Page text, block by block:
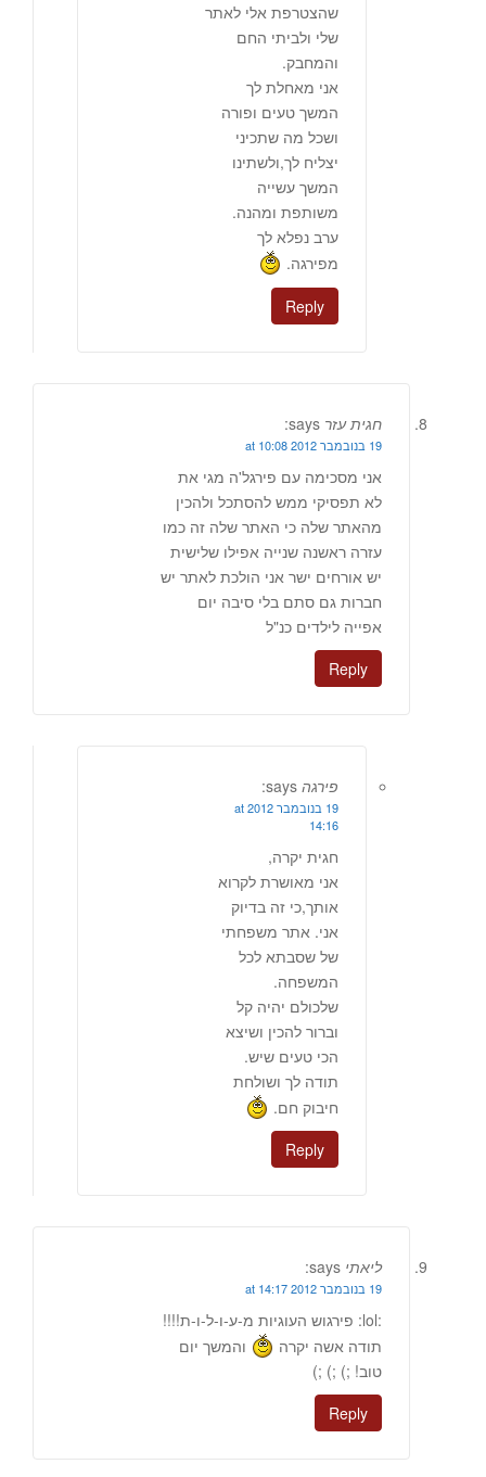
שהצטרפת אלי לאתר
שלי ולביתי החם
והמחבק.
אני מאחלת לך
המשך טעים ופורה
ושכל מה שתכיני
יצליח לך,ולשתינו
המשך עשייה
משותפת ומהנה.
ערב נפלא לך
מפירגה.
Reply
חגית עזר says:
19 בנובמבר 2012 at 10:08
אני מסכימה עם פירגל'ה מגי את
לא תפסיקי ממש להסתכל ולהכין
מהאתר שלה כי האתר שלה זה כמו
עזרה ראשנה שנייה אפילו שלישית
יש אורחים ישר אני הולכת לאתר יש
חברות גם סתם בלי סיבה יום
אפייה לילדים כנ"ל
Reply
פירגה says:
19 בנובמבר 2012 at
14:16
חגית יקרה,
אני מאושרת לקרוא
אותך,כי זה בדיוק
אני. אתר משפחתי
של שסבתא לכל
המשפחה.
שלכולם יהיה קל
וברור להכין ושיצא
הכי טעים שיש.
תודה לך ושולחת
חיבוק חם.
Reply
ליאתי says:
19 בנובמבר 2012 at 14:17
:lol: פירגוש העוגיות מ-ע-ו-ל-ו-ת!!!!
תודה אשה יקרה
והמשך יום
טוב! ;) ;) ;)
Reply